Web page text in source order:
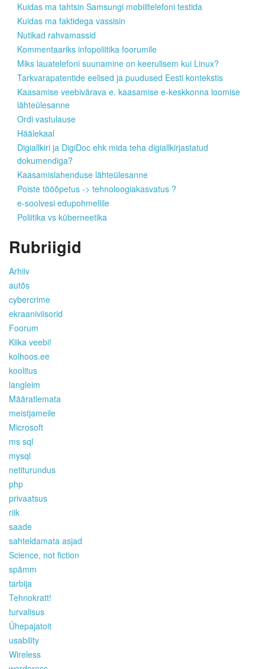
Kuidas ma tahtsin Samsungi mobiiltelefoni testida
Kuidas ma faktidega vassisin
Nutikad rahvamassid
Kommentaariks infopoliitika foorumile
Miks lauatelefoni suunamine on keerulisem kui Linux?
Tarkvarapatentide eelised ja puudused Eesti kontekstis
Kaasamise veebivärava e. kaasamise e-keskkonna loomise
lähteülesanne
Ordi vastulause
Häälekaal
Digiallkiri ja DigiDoc ehk mida teha digiallkirjastatud
dokumendiga?
Kaasamislahenduse lähteülesanne
Poiste tööõpetus -> tehnoloogiakasvatus ?
e-soolvesi edupohmellile
Poliitika vs küberneetika
Rubriigid
Arhiiv
autõs
cybercrime
ekraaniviisorid
Foorum
Kiika veebi!
kolhoos.ee
koolitus
langleim
Määratlemata
meistjameile
Microsoft
ms sql
mysql
netiturundus
php
privaatsus
riik
saade
sahteldamata asjad
Science, not fiction
spämm
tarbija
Tehnokratt!
turvalisus
Ühepajatoit
usability
Wireless